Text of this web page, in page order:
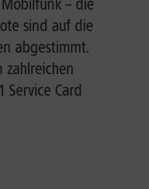
sind auf die
abgestimmt.
zahlreichen
Service Card